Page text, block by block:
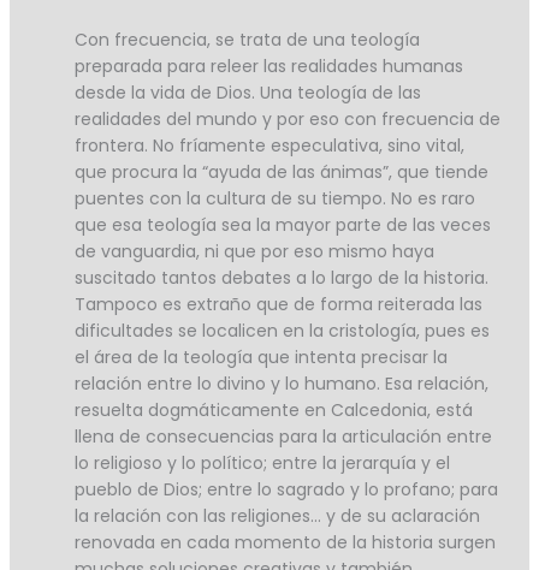
Con frecuencia, se trata de una teología
preparada para releer las realidades humanas
desde la vida de Dios. Una teología de las
realidades del mundo y por eso con frecuencia de
frontera. No fríamente especulativa, sino vital,
que procura la “ayuda de las ánimas”, que tiende
puentes con la cultura de su tiempo. No es raro
que esa teología sea la mayor parte de las veces
de vanguardia, ni que por eso mismo haya
suscitado tantos debates a lo largo de la historia.
Tampoco es extraño que de forma reiterada las
dificultades se localicen en la cristología, pues es
el área de la teología que intenta precisar la
relación entre lo divino y lo humano. Esa relación,
resuelta dogmáticamente en Calcedonia, está
llena de consecuencias para la articulación entre
lo religioso y lo político; entre la jerarquía y el
pueblo de Dios; entre lo sagrado y lo profano; para
la relación con las religiones… y de su aclaración
renovada en cada momento de la historia surgen